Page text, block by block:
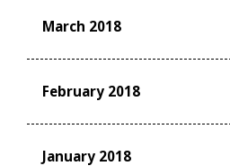
March 2018
February 2018
January 2018